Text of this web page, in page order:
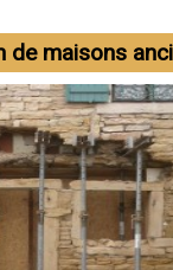
de maisons